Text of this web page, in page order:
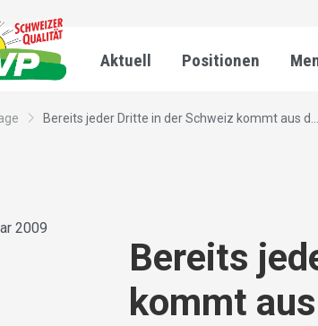
Aktuell Positionen
Bereits jeder Dritte in der Schweiz kommt aus d...
2009
Bereits
kommt